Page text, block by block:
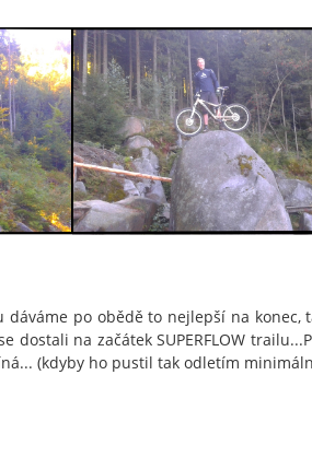
dáváme po obědě to nejlepší na
dostali na začátek SUPERFLOW
(kdyby ho pustil tak odletím